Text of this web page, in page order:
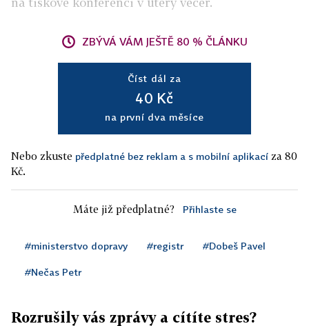
ZBÝVÁ VÁM JEŠTĚ 80 % ČLÁNKU
Číst dál za
40 Kč
na první dva měsíce
Nebo zkuste předplatné bez reklam a s mobilní aplikací za 80
Kč.
Máte již předplatné? Přihlaste se
#ministerstvo dopravy #registr #Dobeš Pavel
#Nečas Petr
Rozrušily vás zprávy a cítíte stres?